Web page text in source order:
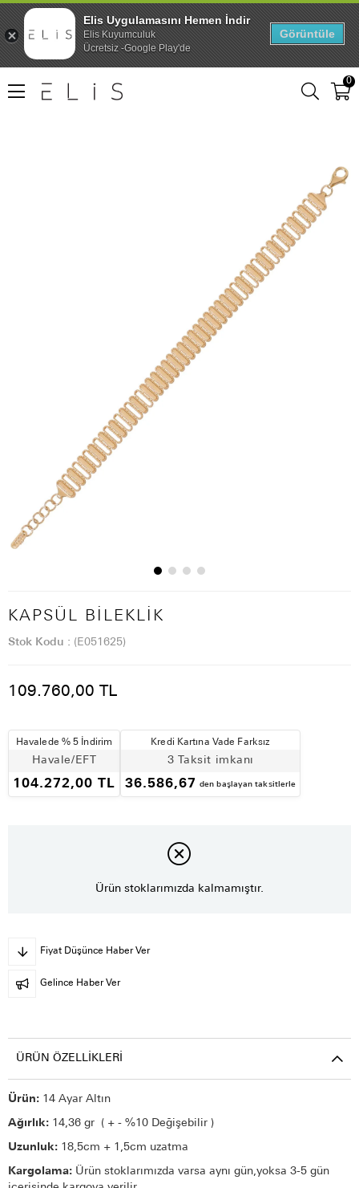
0
KAPSÜL BILEKLIK
Stok Kodu (E051625)
109.760,00 TL
Havalede % 5 İndirim
Havale/EFT
104.272,00 TL
Kredi Kartına Vade Farksız
3 Taksit imkanı
36.586,67 den başlayan taksitlerle
Ürün stoklarımızda kalmamıştır.
Fiyat Düşünce Haber Ver
Gelince Haber Ver
ÜRÜN ÖZELLIKLERI
Ürün: 14 Ayar Altın
Ağırlık: 14,36 gr ( + - %10 Değişebilir )
Uzunluk: 18,5cm + 1,5cm uzatma
Kargolama: Ürün stoklarımızda varsa aynı gün,yoksa 3-5 gün
Elis Uygulamasını Hemen İndir
Elis Kuyumculuk
Ücretsiz -Google Play'de
Görüntüle